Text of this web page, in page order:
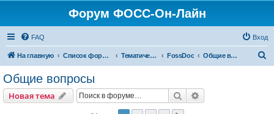
Форум ФОСС-Он-Лайн
FAQ Вход
На главную Список форумов Тематический форум FossDoc Общие вопросы
Общие вопросы
Новая тема Поиск